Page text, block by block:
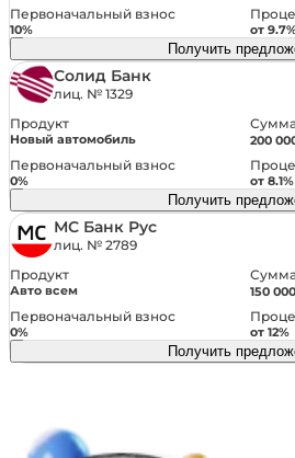
Первоначальный взнос
10% от
Получить
Солид Банк
лиц. № 1329
Продукт
Новый автомобиль 200
Первоначальный взнос
0% от 8.1%
Получить
МС Банк Рус
лиц. № 2789
Продукт
Авто всем 150
Первоначальный взнос
0% от 12%
Получить